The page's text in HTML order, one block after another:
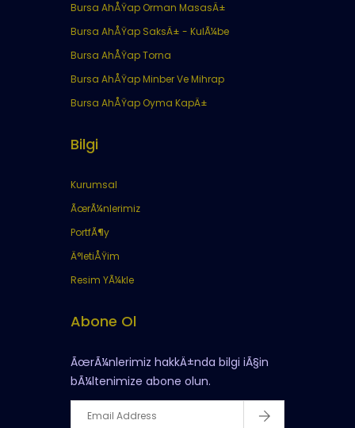
Bursa AhÅŸap Orman MasasÄ±
Bursa AhÅŸap SaksÄ± - KulÃ¼be
Bursa AhÅŸap Torna
Bursa AhÅŸap Minber Ve Mihrap
Bursa AhÅŸap Oyma KapÄ±
Bilgi
Kurumsal
ÃœrÃ¼nlerimiz
PortfÃ¶y
Ä°letiÅŸim
Resim YÃ¼kle
Abone Ol
ÃœrÃ¼nlerimiz hakkÄ±nda bilgi iÃ§in
bÃ¼ltenimize abone olun.